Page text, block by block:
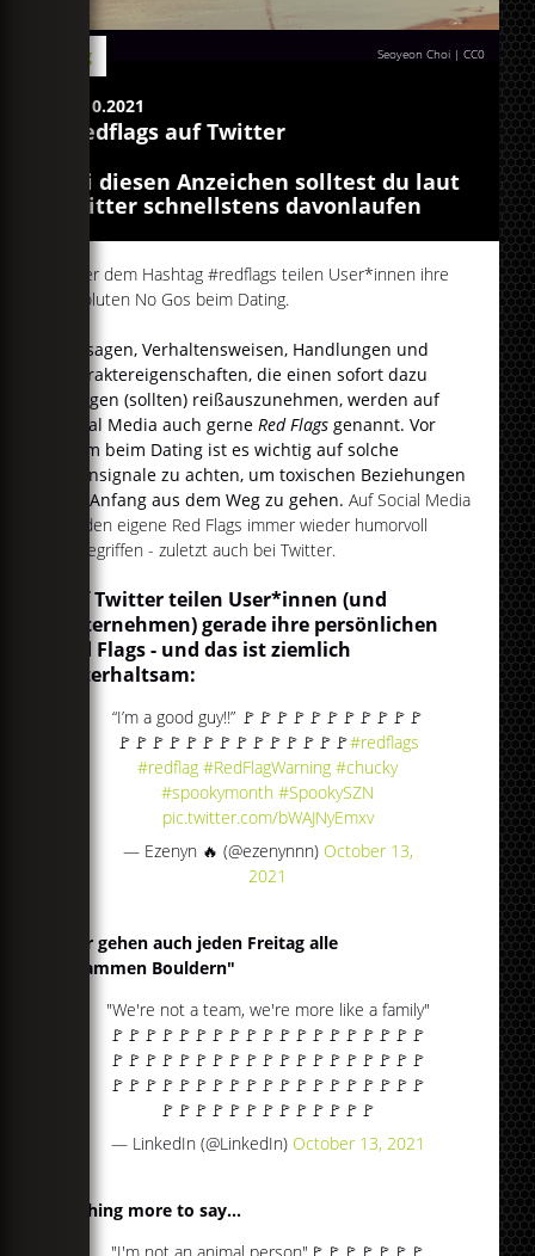
Seoyeon Choi |CC0
Blog
14.10.2021
#redflags auf Twitter
Bei diesen Anzeichen solltest du laut
Twitter schnellstens davonlaufen
Unter dem Hashtag #redflags teilen User*innen ihre
absoluten No Gos beim Dating.
Aussagen, Verhaltensweisen, Handlungen und
Charaktereigenschaften, die einen sofort dazu
bringen (sollten) reißauszunehmen, werden auf
Social Media auch gerneRed Flags genannt. Vor
allem beim Dating ist es wichtig auf solche
Warnsignale zu achten, um toxischen Beziehungen
von Anfang aus dem Weg zu gehen.Auf Social Media
werden eigene Red Flags immer wieder humorvoll
aufgegriffen - zuletzt auch bei Twitter.
Auf Twitter teilen User*innen (und
Unternehmen) gerade ihre persönlichen
Red Flags - und das ist ziemlich
unterhaltsam:
“I’m a good guy!!” 🚩🚩🚩🚩🚩🚩🚩🚩🚩🚩🚩
🚩🚩🚩🚩🚩🚩🚩🚩🚩🚩🚩🚩🚩🚩#redflags
#redflag #RedFlagWarning #chucky
#spookymonth #SpookySZN
pic.twitter.com/bWAJNyEmxv
— Ezenyn 🔥 (@ezenynnn) October 13,
2021
"Wir gehen auch jeden Freitag alle
zusammen Bouldern"
"We're not a team, we're more like a family"
🚩🚩🚩🚩🚩🚩🚩🚩🚩🚩🚩🚩🚩🚩🚩🚩🚩🚩🚩
🚩🚩🚩🚩🚩🚩🚩🚩🚩🚩🚩🚩🚩🚩🚩🚩🚩🚩🚩
🚩🚩🚩🚩🚩🚩🚩🚩🚩🚩🚩🚩🚩🚩🚩🚩🚩🚩🚩
🚩🚩🚩🚩🚩🚩🚩🚩🚩🚩🚩🚩🚩
— LinkedIn (@LinkedIn) October 13, 2021
Nothing more to say...